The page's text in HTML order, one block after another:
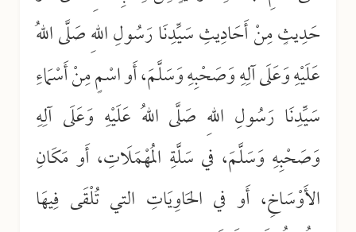
حَدِيثٍ مِنْ أَحَادِيثِ سَيِّدِنَا رَسُولِ اللهِ صَلَّى اللهُ
عَلَيْهِ وَعَلَى آلِهِ وَصَحْبِهِ وَسَلَّمَ، أَو اسْمٍ مِنْ أَسْمَاءِ
سَيِّدِنَا رَسُولِ اللهِ صَلَّى اللهُ عَلَيْهِ وَعَلَى آلِهِ
وَصَحْبِهِ وَسَلَّمَ، في سَلَّةِ المُهْمَلَاتِ، أَو مَكَانِ
الأَوْسَاخِ، أَو في الحَاوِيَاتِ التي تُلْقَى فِيهَا